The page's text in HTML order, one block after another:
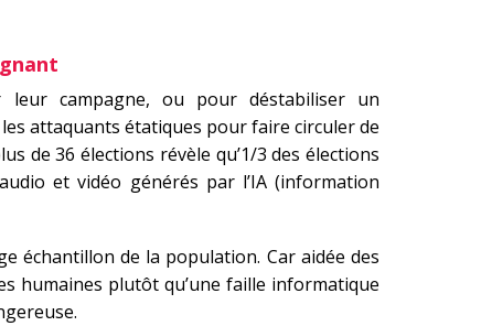
campagne, ou pour déstabiliser un
attaquants étatiques pour faire circuler de
de 36 élections révèle qu’1/3 des élections
et vidéo générés par l’IA (information
échantillon de la population. Car aidée des
humaines plutôt qu’une faille informatique